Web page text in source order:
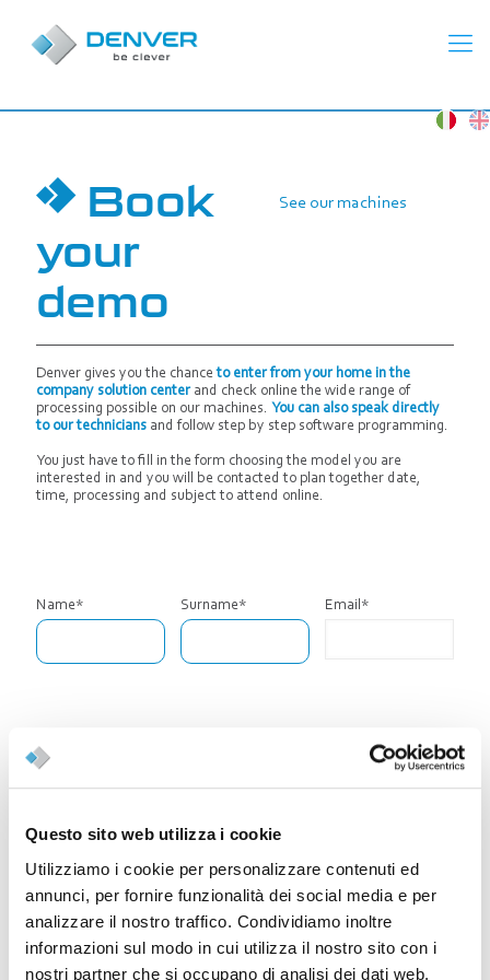
Questo sito web utilizza i cookie
Utilizziamo i cookie per personalizzare contenuti ed
annunci, per fornire funzionalità dei social media e per
analizzare il nostro traffico. Condividiamo inoltre
informazioni sul modo in cui utilizza il nostro sito con i
nostri partner che si occupano di analisi dei dati web,
Book
your
demo
See our machines
Denver gives you the chanceto enter from your home in the
company solution centerand check online the wide range of
processing possible on our machines. You can also speak directly
to our technicians and follow step by step software programming.
You just have to fill in the form choosing the model you are
interested in and you will be contacted to plan together date,
time, processing and subject to attend online.
Name* Surname* Email*
Phone* Company Address*
Demo Typology
On line
Al Our Solution